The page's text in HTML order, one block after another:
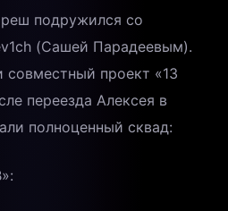
подружился со
(Сашей Парадеевым).
совместный проект «13
переезда Алексея в
полноценный сквад: